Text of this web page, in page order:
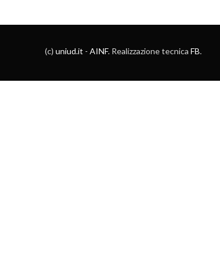
(c) uniud.it - AINF. Realizzazione tecnica FB.